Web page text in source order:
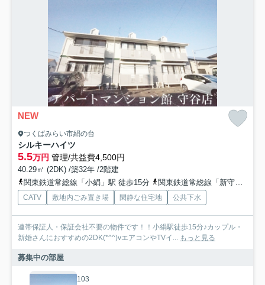
NEW
つくばみらい市絹の台
シルキーハイツ
5.5万円 管理/共益費4,500円
40.29㎡ (2DK) /築32年 /2階建
関東鉄道常総線「小絹」駅 徒歩15分
関東鉄道常総線「新守谷」駅 徒歩29分
CATV 敷地内ごみ置き場 閑静な住宅地 公共下水
連帯保証人・保証会社不要の物件です！！小絹駅徒歩15分♪カップル・
新婚さんにおすすめの2DK(*^^)vエアコンやTVイ... もっと見る
募集中の部屋
103